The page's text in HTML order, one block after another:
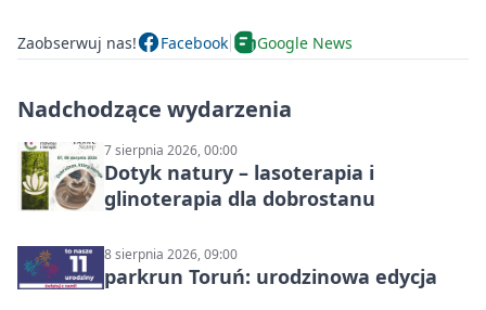
Zaobserwuj nas! Facebook Google News
Nadchodzące wydarzenia
7 sierpnia 2026, 00:00
Dotyk natury – lasoterapia i
glinoterapia dla dobrostanu
8 sierpnia 2026, 09:00
parkrun Toruń: urodzinowa edycja